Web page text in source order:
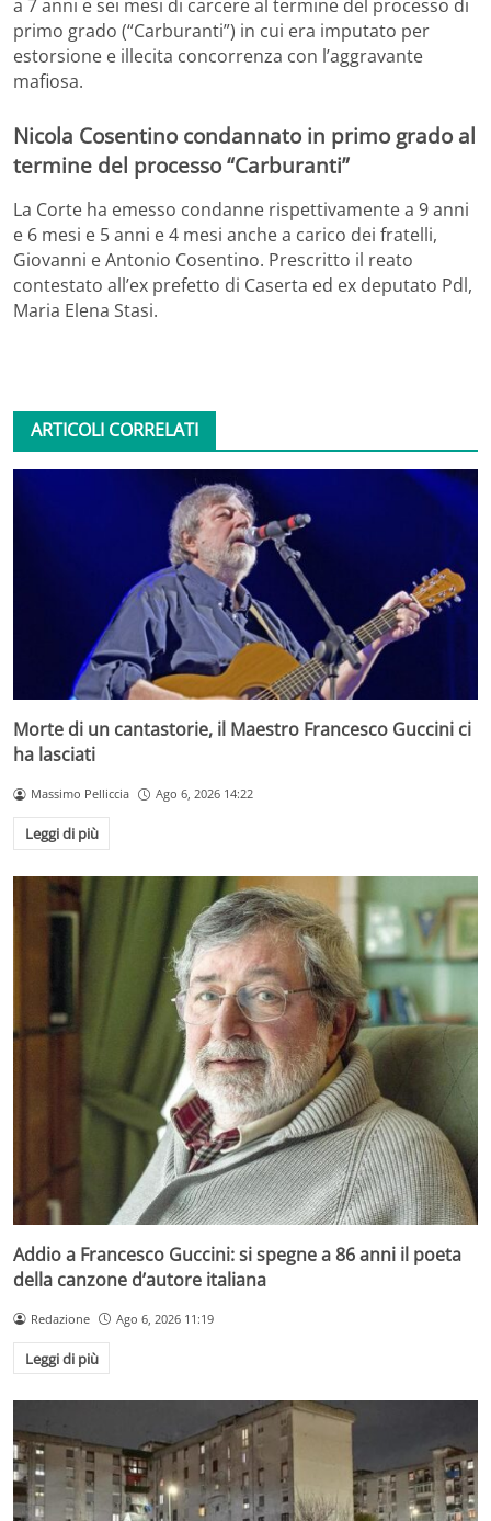
a 7 anni e sei mesi di carcere al termine del processo di
primo grado (“Carburanti”) in cui era imputato per
estorsione e illecita concorrenza con l’aggravante
mafiosa.
Nicola Cosentino condannato in primo grado al
termine del processo “Carburanti”
La Corte ha emesso condanne rispettivamente a 9 anni
e 6 mesi e 5 anni e 4 mesi anche a carico dei fratelli,
Giovanni e Antonio Cosentino. Prescritto il reato
contestato all’ex prefetto di Caserta ed ex deputato Pdl,
Maria Elena Stasi.
ARTICOLI CORRELATI
Morte di un cantastorie, il Maestro Francesco Guccini ci
ha lasciati
Massimo Pelliccia Ago 6, 2026 14:22
Leggi di più
Addio a Francesco Guccini: si spegne a 86 anni il poeta
della canzone d’autore italiana
Redazione Ago 6, 2026 11:19
Leggi di più